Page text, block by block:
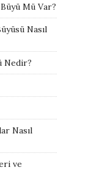
Mü Var?
Nasıl
Nedir?
Nasıl
ve